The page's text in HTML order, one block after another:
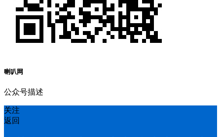
喇叭网
公众号描述
关注
返回